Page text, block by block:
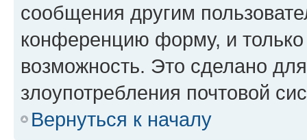
сообщения другим
конференцию форму, и
возможность. Это сделано
злоупотребления почтовой
Вернуться к началу